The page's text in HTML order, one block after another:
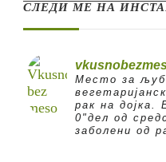
СЛЕДИ МЕ НА
Место за
рак на дојка.
0"дел од
заболени од